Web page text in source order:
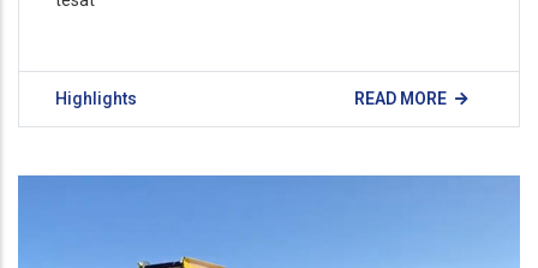
Highlights READ MORE